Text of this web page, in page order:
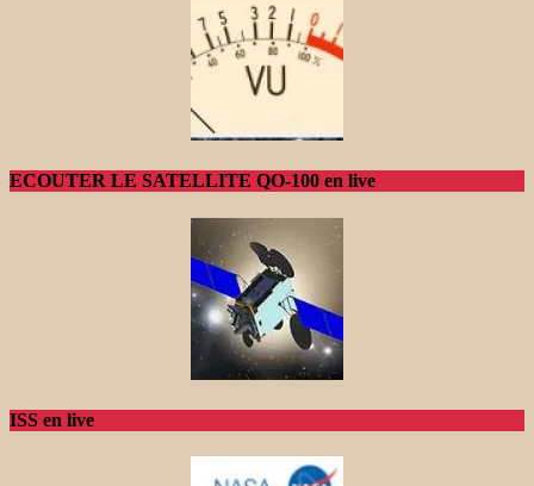
ECOUTER LE SATELLITE QO-100 en live
ISS en live